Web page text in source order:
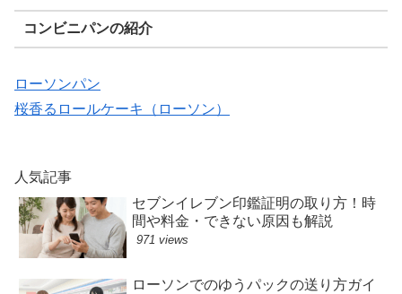
コンビニパンの紹介
ローソンパン
桜香るロールケーキ（ローソン）
人気記事
セブンイレブン印鑑証明の取り方！時
間や料金・できない原因も解説
971 views
ローソンでのゆうパックの送り方ガイ